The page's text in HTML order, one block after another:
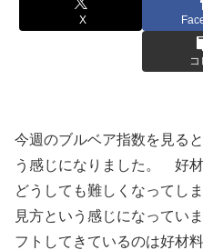
X
コ
今週のブルベア指数を見る
う感じになりました。 好材
どうしても難しくなってし
見方という感じになってい
フトしてきているのは好材